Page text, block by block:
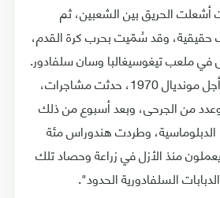
الحريق بين الشعبين، ثم
حقيقية، وقد سُمّيت بحرب كرة القدم،
في ملعب تيغوسيغالبا وسان سلفادور.
فخلال التصفيات من أجل مونديال 1970، حدثت مشاجرات،
من الجرحى، وبعد أسبوع من ذلك
الدبلوماسية، وطردت هندوراس مئة
منذ الأزل في زراعة وحصاد تلك
السلفادورية الحدود".